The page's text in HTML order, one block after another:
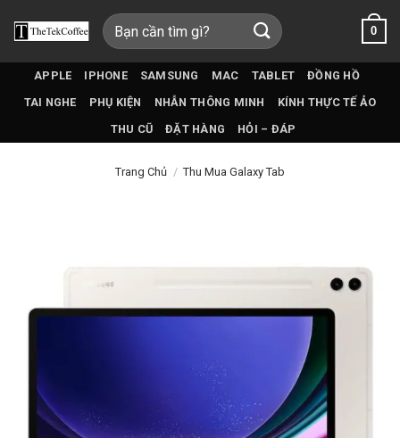
qua
Tìm
kiếm:
0
APPLE IPHONE SAMSUNG MAC TABLET
ĐỒNG HỒ
TAI NGHE
PHỤ KIỆN NHẪN THÔNG MINH
KÍNH THỰC TẾ ẢO
THU CŨ
ĐẶT HÀNG HỎI – ĐÁP
Trang Chủ / Thu Mua Galaxy Tab